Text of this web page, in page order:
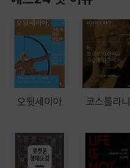
오뒷세이아 코스톨라니